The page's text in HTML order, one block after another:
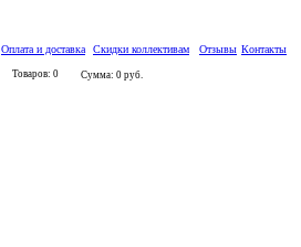
Оплата и доставка Скидки коллективам Отзывы Контакты
Товаров: 0 Сумма: 0 руб.